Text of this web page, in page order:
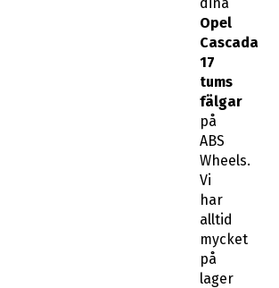
Opel
Cascada
17
tums
fälgar
på
ABS
Wheels.
Vi
har
alltid
mycket
på
lager